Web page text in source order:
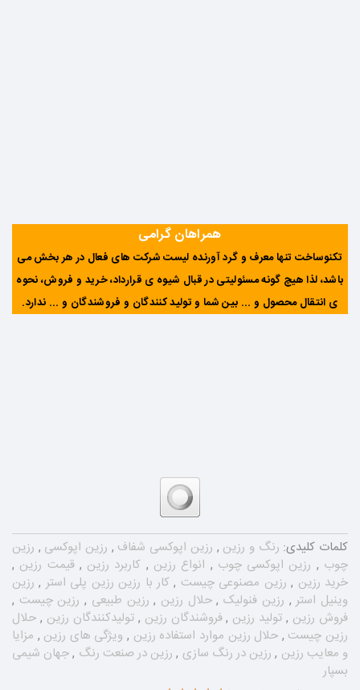
همراهان گرامی
تکنوساخت تنها معرف و گرد آورنده لیست شرکت های فعال در هر بخش می
باشد، لذا هیچ گونه مسئولیتی در قبال شیوه ی قرارداد، خرید و فروش، نحوه
ی انتقال محصول و ... بین شما و تولید کنندگان و فروشندگان و ... ندارد.
کلمات کلیدی: رنگ و رزین , رزین اپوکسی شفاف , رزین اپوکسی , رزین
چوب , رزین اپوکسی چوب , انواع رزین , کاربرد رزین ,قیمت رزین ,
خرید رزین , رزین مصنوعی چیست , کار با رزین رزین پلی استر , رزین
وینیل استر , رزین فنولیک ,حلال رزین , رزین طبیعی , رزین چیست ,
فروش رزین , تولید رزین ,فروشندگان رزین ,تولیدکنندگان رزین , حلال
رزین چیست , حلال رزین موارد استفاده رزین , ویژگی های رزین , مزایا
و معایب رزین , رزین در رنگ سازی , رزین در صنعت رنگ ,جهان شیمی
بسپار